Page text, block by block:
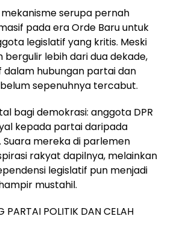
serupa pernah
pada era Orde Baru untuk
legislatif yang kritis. Meski
lebih dari dua dekade,
hubungan partai dan
sepenuhnya tercabut.
bagi demokrasi: anggota DPR
kepada partai daripada
mereka di parlemen
rakyat dapilnya, melainkan
legislatif pun menjadi
mustahil.
PARTAI POLITIK DAN CELAH